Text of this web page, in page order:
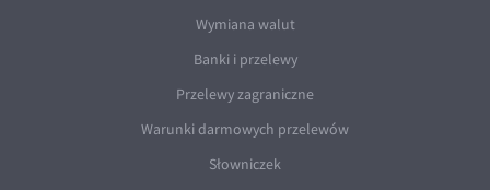
Wymiana walut
Banki i przelewy
Przelewy zagraniczne
Warunki darmowych przelewów
Słowniczek